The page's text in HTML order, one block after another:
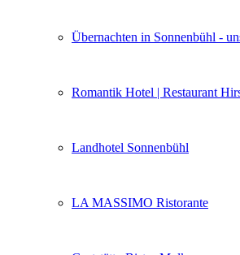
Übernachten in Sonnenbühl -
Romantik Hotel | Restaurant
Landhotel Sonnenbühl
LA MASSIMO Ristorante